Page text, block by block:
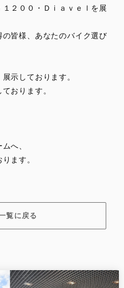
ン
２００・Ｄｉａｖｅｌを展
皆様、あなたのバイク選び
示しております。
おります。
へ、
ます。
覧に戻る